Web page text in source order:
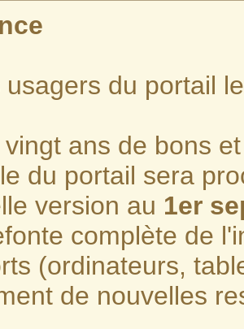
usagers du portail
ans de bons
du portail sera
version au 1er
complète de
(ordinateurs,
de nouvelles